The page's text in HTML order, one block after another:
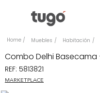
Muebles Habitación
Combo Delhi
REF: 5813821
MARKETPLACE
Comedor
Escritorio